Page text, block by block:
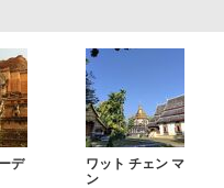
デ
ワット チェン マ
ン